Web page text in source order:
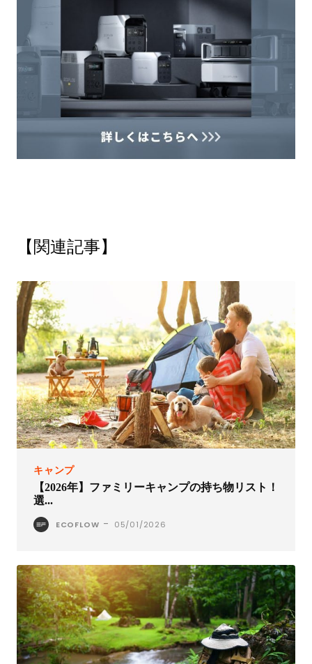
【関連記事】
キャンプ
【2026年】ファミリーキャンプの持ち物リスト！
選...
ECOFLOW - 05/01/2026